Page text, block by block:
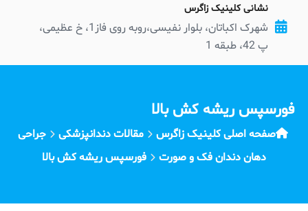
نشانی کلینیک زاگرس
شهرک اکباتان، بلوار نفیسی،روبه روی فاز1، خ عظیمی،
پ 42، طبقه 1
فورسپس ریشه کش بالا
صفحه اصلی کلینیک زاگرس مقالات دندانپزشکی
جراحی
دهان دندان فک و صورت
فورسپس ریشه کش بالا